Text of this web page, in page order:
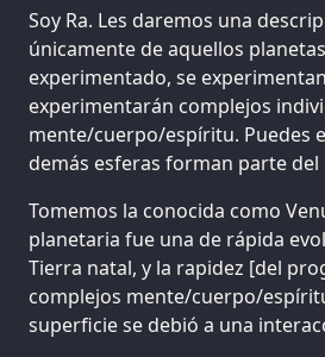
Soy Ra. Les daremos una
únicamente de aquellos
experimentado, se
experimentarán complejos
mente/cuerpo/espíritu. Puedes
demás esferas forman parte del
Tomemos la conocida como
planetaria fue una de rápida
Tierra natal, y la rapidez [del
complejos mente/cuerpo/
superficie se debió a una